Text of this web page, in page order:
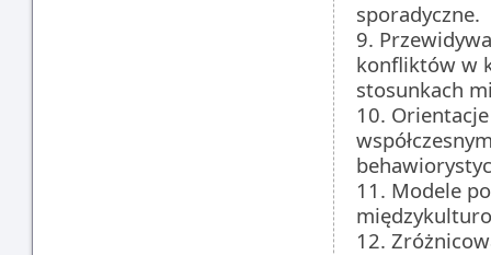
sporadyczne.
9.
konfliktów w
stosunkach
10.
11. Modele
12.